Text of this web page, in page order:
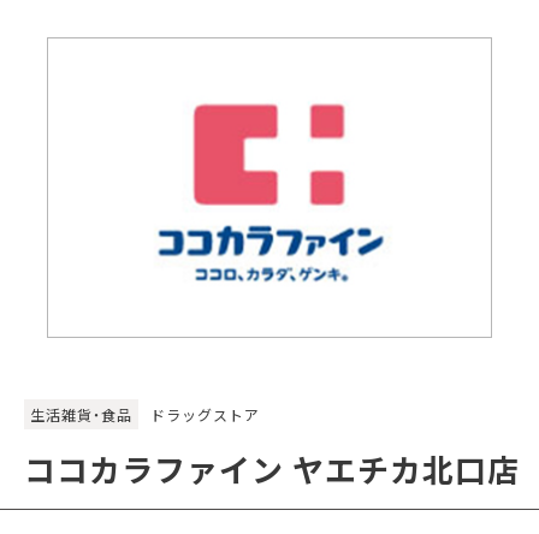
生活雑貨・食品 ドラッグストア
ココカラファイン ヤエチカ北口店